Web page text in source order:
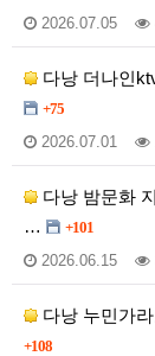
2026.07.05
다낭 더나인
+75
2026.07.01
다낭 밤문화
…
+101
2026.06.15
다낭 누민가
+108